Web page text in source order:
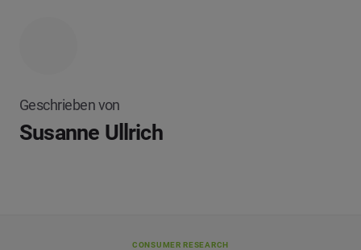
Geschrieben von
Susanne Ullrich
CONSUMER RESEARCH